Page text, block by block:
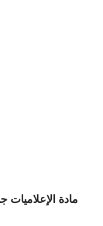
مادة